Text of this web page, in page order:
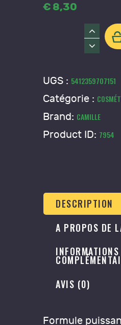
€ 8,30
Bave
d'escargot
UGS : 5412359707151
Catégorie :
Brand: CAMILLE
Product ID: 7954
DESCRIPTION
A PROPOS DE
INFORMATIONS
AVIS (0)
Formule